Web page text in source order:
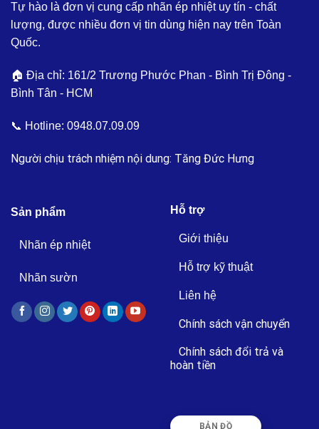
Tự hào là đơn vị cung cấp nhãn ép nhiệt uy tín - chất
lượng, được nhiều đơn vị tin dùng hiện nay trên Toàn
Quốc.
🏠 Địa chỉ: 161/2 Trương Phước Phan - Bình Trị Đông -
Bình Tân - HCM
📞 Hotline: 0948.07.09.09
Người chịu trách nhiệm nội dung: Tăng Đức Hưng
Sản phẩm
Nhãn ép nhiệt
Nhãn sườn
Hỗ trợ
Giới thiệu
Hỗ trợ kỹ thuật
Liên hệ
Chính sách vận chuyển
Chính sách đổi trả và
hoàn tiền
BẢN ĐỒ